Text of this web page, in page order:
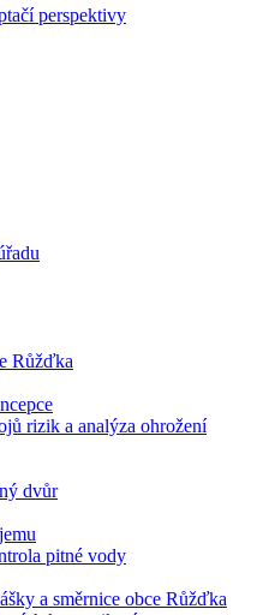
perspektivy
Růžďka
rizik a analýza ohrožení
dvůr
pitné vody
a směrnice obce Růžďka